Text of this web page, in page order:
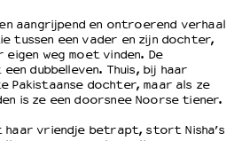
– VNPF
aangrijpend en ontroerend verhaal
tussen een vader en zijn dochter,
weg moet vinden. De
dubbelleven. Thuis, bij haar
Pakistaanse dochter, maar als ze
is ze een doorsnee Noorse tiener.
haar vriendje betrapt, stort Nisha’s